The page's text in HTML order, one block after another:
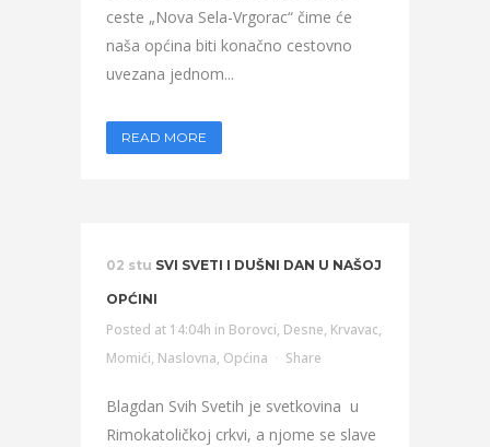
ceste „Nova Sela-Vrgorac“ čime će
naša općina biti konačno cestovno
uvezana jednom...
READ MORE
02 stu SVI SVETI I DUŠNI DAN U NAŠOJ
OPĆINI
Posted at 14:04h in Borovci, Desne, Krvavac,
Momići, Naslovna, Općina Share
Blagdan Svih Svetih je svetkovina u
Rimokatoličkoj crkvi, a njome se slave